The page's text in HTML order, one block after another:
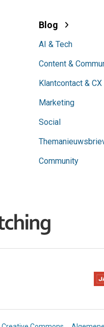
Blog
AI & Tech
Content &
Klantcontact & CX
Marketing
Social
Community